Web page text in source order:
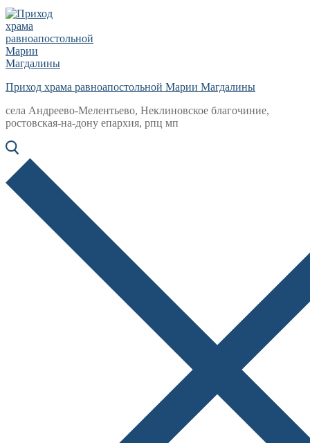
Приход храма равноапостольной Марии Магдалины
села Андреево-Мелентьево, Неклиновское благочиние,
ростовская-на-дону епархия, рпц мп